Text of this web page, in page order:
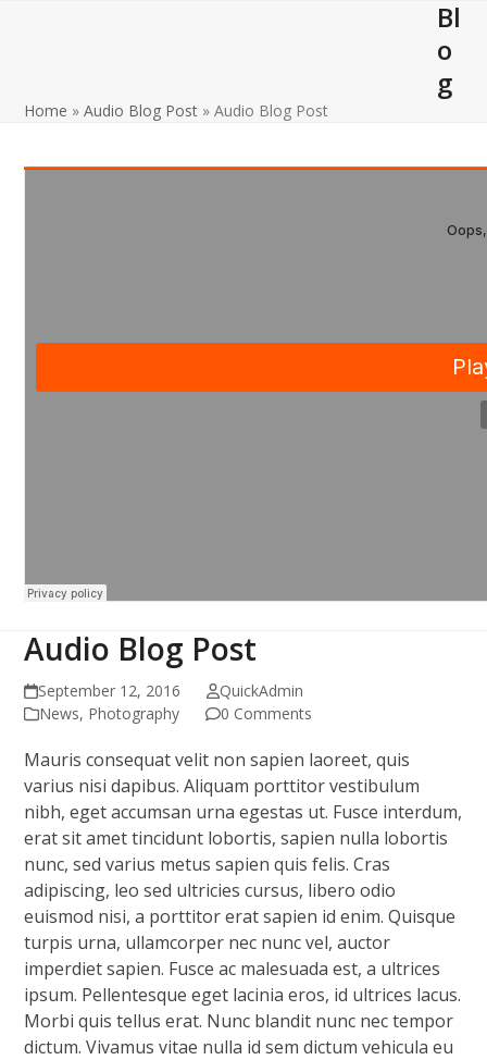
Bl
o
g
Home »Audio Blog Post »Audio Blog Post
Audio Blog Post
September 12, 2016
QuickAdmin
News, Photography 0 Comments
Mauris consequat velit non sapien laoreet, quis
varius nisi dapibus. Aliquam porttitor vestibulum
nibh, eget accumsan urna egestas ut. Fusce interdum,
erat sit amet tincidunt lobortis, sapien nulla lobortis
nunc, sed varius metus sapien quis felis. Cras
adipiscing, leo sed ultricies cursus, libero odio
euismod nisi, a porttitor erat sapien id enim. Quisque
turpis urna, ullamcorper nec nunc vel, auctor
imperdiet sapien. Fusce ac malesuada est, a ultrices
ipsum. Pellentesque eget lacinia eros, id ultrices lacus.
Morbi quis tellus erat. Nunc blandit nunc nec tempor
dictum. Vivamus vitae nulla id sem dictum vehicula eu